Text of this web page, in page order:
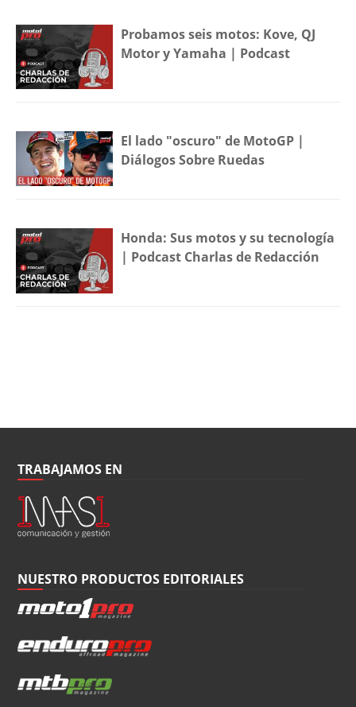
Probamos seis motos: Kove, QJ
Motor y Yamaha | Podcast
El lado "oscuro" de MotoGP |
Diálogos Sobre Ruedas
Honda: Sus motos y su tecnología
| Podcast Charlas de Redacción
TRABAJAMOS EN
NUESTRO PRODUCTOS EDITORIALES